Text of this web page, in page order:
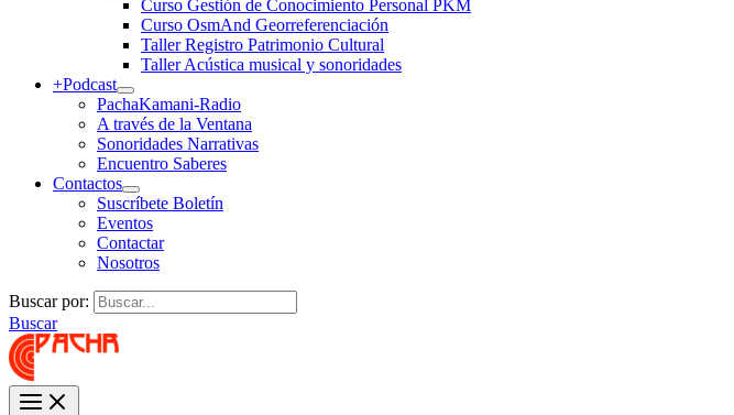
Curso Gestión de Conocimiento Personal PKM
Curso OsmAnd Georreferenciación
Taller Registro Patrimonio Cultural
Taller Acústica musical y sonoridades
+Podcast
PachaKamani-Radio
A través de la Ventana
Sonoridades Narrativas
Encuentro Saberes
Contactos
Suscríbete Boletín
Eventos
Contactar
Nosotros
Buscar por:
Buscar